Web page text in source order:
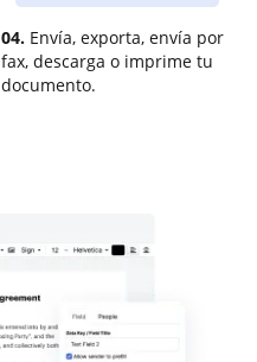
04. Envía, exporta, envía por
fax, descarga o imprime tu
documento.